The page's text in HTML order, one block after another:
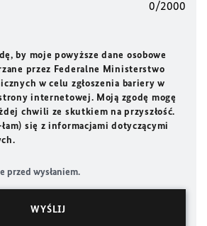
0/2000
by moje powyższe dane osobowe
przez Federalne Ministerstwo
w celu zgłoszenia bariery w
internetowej. Moją zgodę mogę
chwili ze skutkiem na przyszłość.
łam) się z informacjami dotyczącymi
przed wysłaniem.